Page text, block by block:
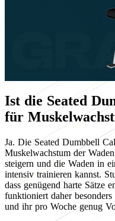
Ist die Seated
für
Ja. Die Seated Dumbbell
Muskelwachstum der
steigern und die Waden in
intensiv trainieren kannst.
dass genügend harte Sätze
funktioniert daher
und ihr pro Woche genug